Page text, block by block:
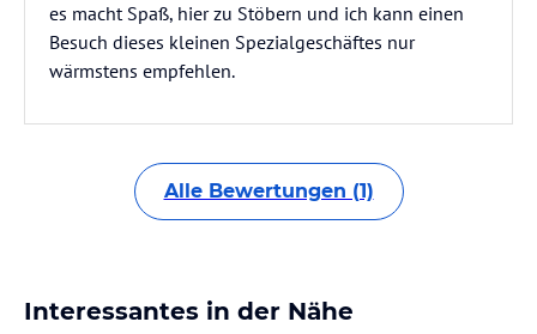
es macht Spaß, hier zu Stöbern und ich kann einen
Besuch dieses kleinen Spezialgeschäftes nur
wärmstens empfehlen.
Alle Bewertungen (1)
Interessantes in der Nähe